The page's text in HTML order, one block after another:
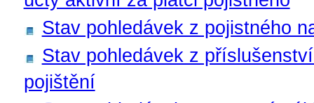
Stav pohledávek z pojistného
Stav pohledávek z
pojištění